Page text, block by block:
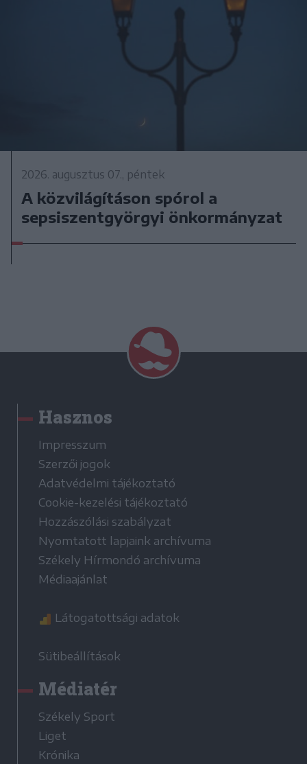
2026. augusztus 07., péntek
A közvilágításon spórol a
sepsiszentgyörgyi önkormányzat
Hasznos
Impresszum
Szerzői jogok
Adatvédelmi tájékoztató
Cookie-kezelési tájékoztató
Hozzászólási szabályzat
Nyomtatott lapjaink archívuma
Székely Hírmondó archívuma
Médiaajánlat
Látogatottsági adatok
Sütibeállítások
Médiatér
Székely Sport
Liget
Krónika